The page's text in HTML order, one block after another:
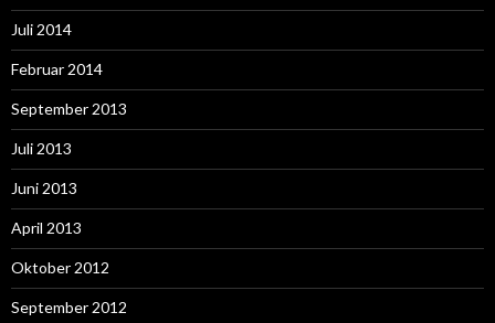
Juli 2014
Februar 2014
September 2013
Juli 2013
Juni 2013
April 2013
Oktober 2012
September 2012